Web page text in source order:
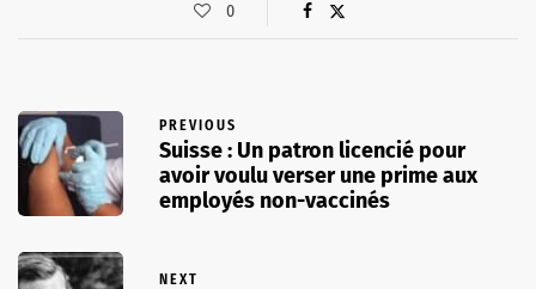
0
PREVIOUS
Suisse : Un patron licencié pour
avoir voulu verser une prime aux
employés non-vaccinés
NEXT